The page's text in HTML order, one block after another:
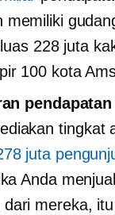
memiliki
228 juta
100 kota
tingkat
juta
Anda
dari mereka,